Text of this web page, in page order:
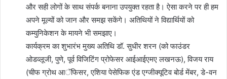
और सही लोगों के साथ संपर्क बनाना उपयुक्त रहता है। ऐसा करने पर ही हम
अपने मूल्यों को जान और समझ सकेंगे। अतिथियों ने विद्यार्थियों को
कम्युनिकेशन के मायने भी समझाए।
कार्यक्रम का शुभारंभ मुख्य अतिथि डॉ. सुधीर शरन (को फाउंडर
ओडव्लूजी, पुणे, पूर्व विजिटिंग प्रोफेसर आईआईएमए लखनऊ), विजय राय
(चीफ ग्रोथ आॅफिसर, एशिया पेसेफिक एंड एग्जीक्यूटिव बोर्ड मेंबर, डे-वन